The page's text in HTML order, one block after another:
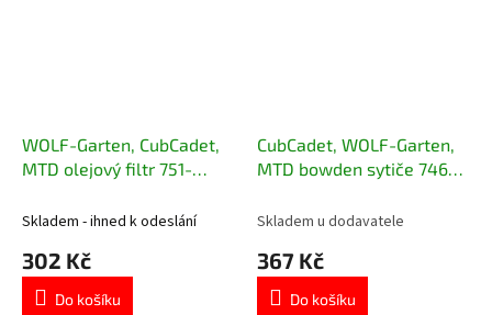
WOLF-Garten, CubCadet,
MTD olejový filtr 751-
Skladem - ihned k odeslání
302 Kč
Do košíku
CubCadet, WOLF-Garten,
MTD bowden sytiče 746-
Skladem u dodavatele
367 Kč
Do košíku